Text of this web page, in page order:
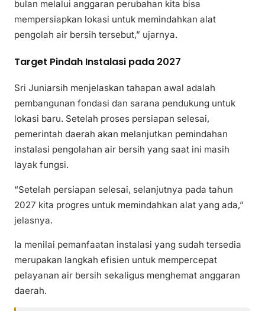
bulan melalui anggaran perubahan kita bisa
mempersiapkan lokasi untuk memindahkan alat
pengolah air bersih tersebut,” ujarnya.
Target Pindah Instalasi pada 2027
Sri Juniarsih menjelaskan tahapan awal adalah
pembangunan fondasi dan sarana pendukung untuk
lokasi baru. Setelah proses persiapan selesai,
pemerintah daerah akan melanjutkan pemindahan
instalasi pengolahan air bersih yang saat ini masih
layak fungsi.
“Setelah persiapan selesai, selanjutnya pada tahun
2027 kita progres untuk memindahkan alat yang ada,”
jelasnya.
Ia menilai pemanfaatan instalasi yang sudah tersedia
merupakan langkah efisien untuk mempercepat
pelayanan air bersih sekaligus menghemat anggaran
daerah.